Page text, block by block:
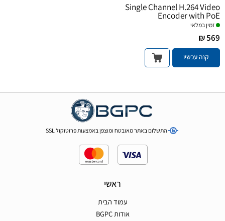
Single Channel H.264 Video
Encoder with PoE
זמין במלאי
569 ₪
קנה עכשיו
התשלום באתר מאובטח ומוצפן באמצעות פרוטוקול SSL
ראשי
עמוד הבית
אודות BGPC